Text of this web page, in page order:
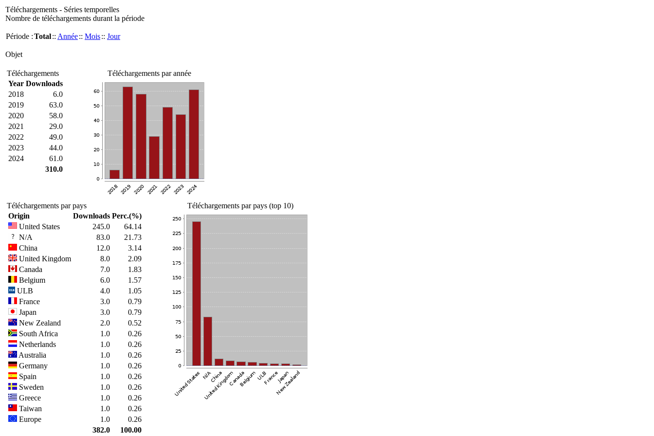
Téléchargements - Séries temporelles
Nombre de téléchargements durant la période
Période :Total:: Année:: Mois:: Jour
Objet
Téléchargements
Year Downloads
2018
6.0
2019
63.0
2020
58.0
2021
29.0
2022
49.0
2023
44.0
2024
61.0
310.0
Téléchargements par année
Téléchargements par pays
Origin
Downloads Perc.(%)
United States
245.0
64.14
N/A
83.0
21.73
China
12.0
3.14
United Kingdom
8.0
2.09
Canada
7.0
1.83
Belgium
6.0
1.57
ULB
4.0
1.05
France
3.0
0.79
Japan
3.0
0.79
New Zealand
2.0
0.52
South Africa
1.0
0.26
Netherlands
1.0
0.26
Australia
1.0
0.26
Germany
1.0
0.26
Spain
1.0
0.26
Sweden
1.0
0.26
Greece
1.0
0.26
Taiwan
1.0
0.26
Europe
1.0
0.26
382.0
100.00
Téléchargements par pays (top 10)